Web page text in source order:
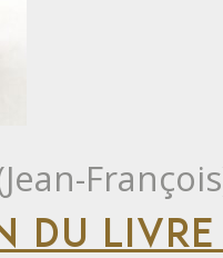
DU